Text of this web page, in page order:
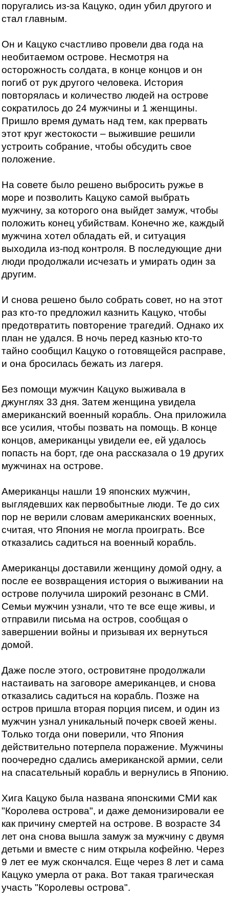
поругались из-за Кацуко, один убил другого и
стал главным.
Он и Кацуко счастливо провели два года на
необитаемом острове. Несмотря на
осторожность солдата, в конце концов и он
погиб от рук другого человека. История
повторялась и количество людей на острове
сократилось до 24 мужчины и 1 женщины.
Пришло время думать над тем, как прервать
этот круг жестокости – выжившие решили
устроить собрание, чтобы обсудить свое
положение.
На совете было решено выбросить ружье в
море и позволить Кацуко самой выбрать
мужчину, за которого она выйдет замуж, чтобы
положить конец убийствам. Конечно же, каждый
мужчина хотел обладать ей, и ситуация
выходила из-под контроля. В последующие дни
люди продолжали исчезать и умирать один за
другим.
И снова решено было собрать совет, но на этот
раз кто-то предложил казнить Кацуко, чтобы
предотвратить повторение трагедий. Однако их
план не удался. В ночь перед казнью кто-то
тайно сообщил Кацуко о готовящейся расправе,
и она бросилась бежать из лагеря.
Без помощи мужчин Кацуко выживала в
джунглях 33 дня. Затем женщина увидела
американский военный корабль. Она приложила
все усилия, чтобы позвать на помощь. В конце
концов, американцы увидели ее, ей удалось
попасть на борт, где она рассказала о 19 других
мужчинах на острове.
Американцы нашли 19 японских мужчин,
выглядевших как первобытные люди. Те до сих
пор не верили словам американских военных,
считая, что Япония не могла проиграть. Все
отказались садиться на военный корабль.
Американцы доставили женщину домой одну, а
после ее возвращения история о выживании на
острове получила широкий резонанс в СМИ.
Семьи мужчин узнали, что те все еще живы, и
отправили письма на остров, сообщая о
завершении войны и призывая их вернуться
домой.
Даже после этого, островитяне продолжали
настаивать на заговоре американцев, и снова
отказались садиться на корабль. Позже на
остров пришла вторая порция писем, и один из
мужчин узнал уникальный почерк своей жены.
Только тогда они поверили, что Япония
действительно потерпела поражение. Мужчины
поочередно сдались американской армии, сели
на спасательный корабль и вернулись в Японию.
Хига Кацуко была названа японскими СМИ как
"Королева острова", и даже демонизировали ее
как причину смертей на острове. В возрасте 34
лет она снова вышла замуж за мужчину с двумя
детьми и вместе с ним открыла кофейню. Через
9 лет ее муж скончался. Еще через 8 лет и сама
Кацуко умерла от рака. Вот такая трагическая
участь "Королевы острова".